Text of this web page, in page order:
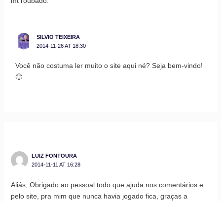
SILVIO TEIXEIRA
2014-11-26 AT 18:30
Você não costuma ler muito o site aqui né? Seja bem-vindo!
🙂
LUIZ FONTOURA
2014-11-11 AT 16:28
Aliás, Obrigado ao pessoal todo que ajuda nos comentários e
pelo site, pra mim que nunca havia jogado fica, graças a